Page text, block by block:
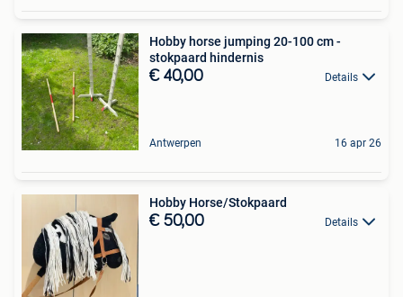
Hobby horse jumping 20-100 cm -
stokpaard hindernis
€ 40,00 Details
Antwerpen 16 apr 26
Hobby Horse/Stokpaard
€ 50,00 Details